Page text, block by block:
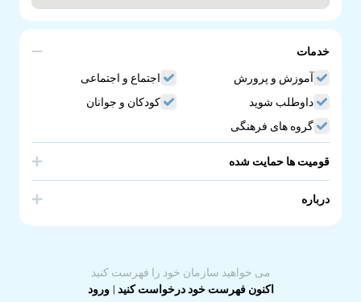
خدمات
آموزش و پرورش
اجتماع و اجتماعی
داوطلب شوید
کودکان و جوانان
گروه های فرهنگی
قومیت ها حمایت شده
درباره
می خواهید سازمان خود را فهرست کنید
اکنون فهرست خود درخواست کنید |ورود